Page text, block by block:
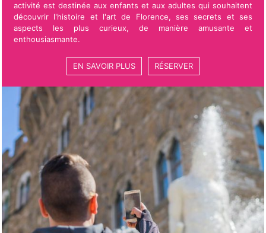
activité est destinée aux enfants et aux adultes qui souhaitent
découvrir l'histoire et l'art de Florence, ses secrets et ses
aspects les plus curieux, de manière amusante et
enthousiasmante.
EN SAVOIR PLUS RÉSERVER